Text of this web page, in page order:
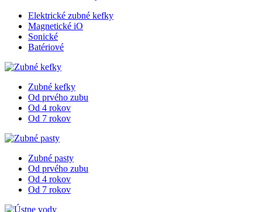
Elektrické zubné kefky
Magnetické iO
Sonické
Batériové
Zubné kefky
Od prvého zubu
Od 4 rokov
Od 7 rokov
Zubné pasty
Od prvého zubu
Od 4 rokov
Od 7 rokov